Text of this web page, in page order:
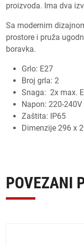
proizvoda. Ima dva
Sa modernim
prostore i pruža
boravka.
Grlo: E27
Broj grla: 2
Snaga: 2x max.
Napon: 220-240V
Zaštita: IP65
Dimenzije 296 x
POVEZANI